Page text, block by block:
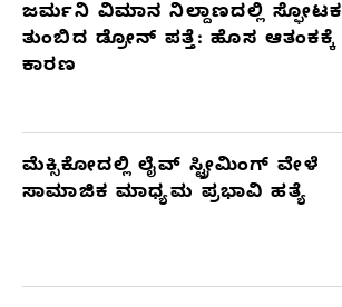
ಜರ್ಮನಿ ವಿಮಾನ ನಿಲ್ದಾಣದಲ್ಲಿ ಸ್ಫೋಟಕ
ತುಂಬಿದ ಡ್ರೋನ್ ಪತ್ತೆ: ಹೊಸ ಆತಂಕಕ್ಕೆ
ಕಾರಣ
ಮೆಕ್ಸಿಕೋದಲ್ಲಿ ಲೈವ್ ಸ್ಟ್ರೀಮಿಂಗ್ ವೇಳೆ
ಸಾಮಾಜಿಕ ಮಾಧ್ಯಮ ಪ್ರಭಾವಿ ಹತ್ಯೆ